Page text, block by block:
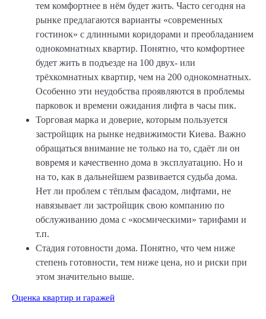
тем комфортнее в нём будет жить. Часто сегодня на
рынке предлагаются варианты «современных
гостинок» с длинными коридорами и преобладанием
однокомнатных квартир. Понятно, что комфортнее
будет жить в подъезде на 100 двух- или
трёхкомнатных квартир, чем на 200 однокомнатных.
Особенно эти неудобства проявляются в проблемы
парковок и времени ожидания лифта в часы пик.
Торговая марка и доверие, которым пользуется
застройщик на рынке недвижимости Киева. Важно
обращаться внимание не только на то, сдаёт ли он
вовремя и качественно дома в эксплуатацию. Но и
на то, как в дальнейшем развивается судьба дома.
Нет ли проблем с тёплым фасадом, лифтами, не
навязывает ли застройщик свою компанию по
обслуживанию дома с «космическими» тарифами и
т.п.
Стадия готовности дома. Понятно, что чем ниже
степень готовности, тем ниже цена, но и риски при
этом значительно выше.
Оценка квартир и гаражей